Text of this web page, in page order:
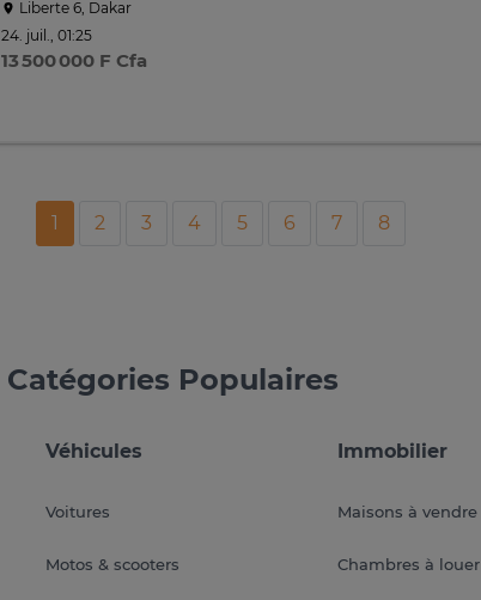
Liberte 6, Dakar
24. juil., 01:25
13 500 000 F Cfa
1 2 3 4 5 6 7 8
Catégories Populaires
Véhicules
Voitures
Motos & scooters
Immobilier
Maisons à vendre
Chambres à louer